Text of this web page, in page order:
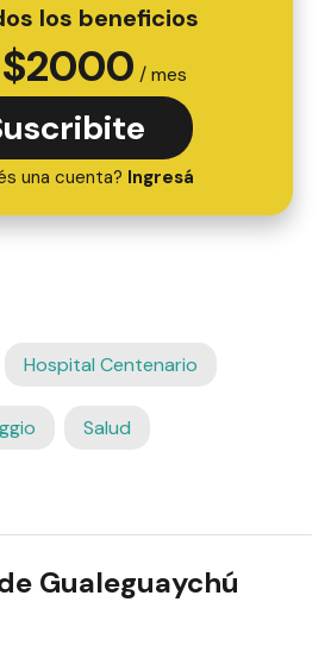
los beneficios
$2000 / mes
una cuenta? Ingresá
Hospital Centenario
Salud
Gualeguaychú